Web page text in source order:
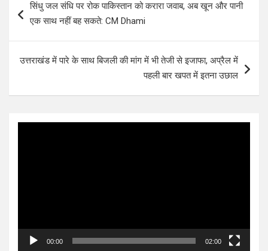
navigation
सिंधु जल संधि पर रोक पाकिस्तान को करारा जवाब, अब खून और पानी
एक साथ नहीं बह सकते: CM Dhami
उत्तराखंड में पारे के साथ बिजली की मांग में भी तेजी से इजाफा, अप्रैल में
पहली बार खपत में इतना उछाल
00:00 02:00